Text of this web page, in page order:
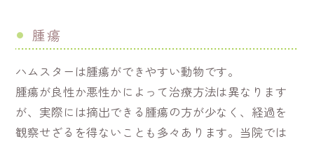
腫瘍
ハムスターは腫瘍ができやすい動物です。
腫瘍が良性か悪性かによって治療方法は異なります
が、実際には摘出できる腫瘍の方が少なく、経過を
観察せざるを得ないことも多々あります。当院では